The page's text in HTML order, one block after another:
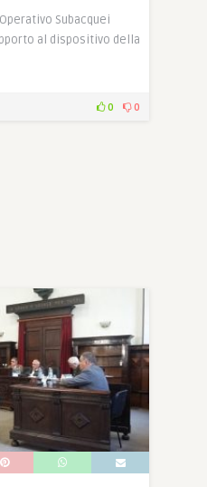
Subacquei
al dispositivo della
0 0